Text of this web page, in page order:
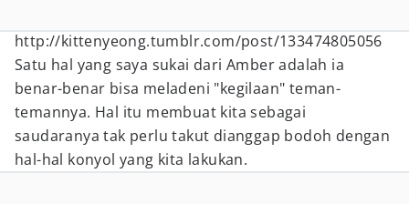
http://kittenyeong.tumblr.com/post/133474805056
Satu hal yang saya sukai dari Amber adalah ia
benar-benar bisa meladeni "kegilaan" teman-
temannya. Hal itu membuat kita sebagai
saudaranya tak perlu takut dianggap bodoh dengan
hal-hal konyol yang kita lakukan.